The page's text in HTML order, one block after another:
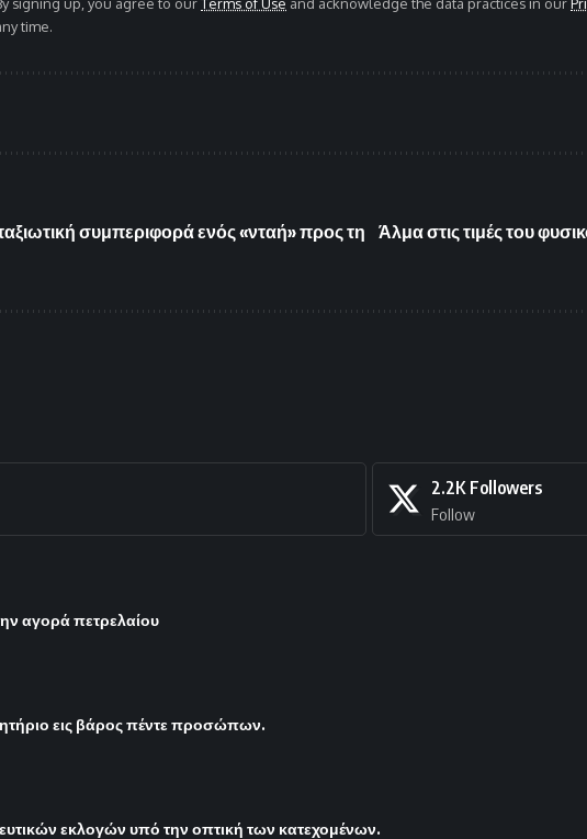
time.
συμπεριφορά ενός «νταή» προς τη
Άλμα στις τιμές του
2.2K Followers
Follow
αγορά πετρελαίου
εις βάρος πέντε προσώπων.
εκλογών υπό την οπτική των κατεχομένων.